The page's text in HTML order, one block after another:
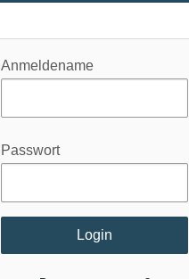
Anmeldename
Passwort